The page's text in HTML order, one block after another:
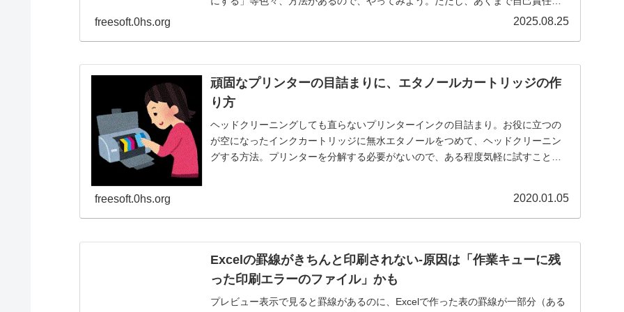
freesoft.0hs.org 2025.08.25
頑固なプリンターの目詰まりに、エタノールカートリッジの作
り方
ヘッドクリーニングしても直らないプリンターインクの目詰まり。お役に立つの
が空になったインクカートリッジに無水エタノールをつめて、ヘッドクリーニン
グする方法。プリンターを分解する必要がないので、ある程度気軽に試すことが
freesoft.0hs.org 2020.01.05
Excelの罫線がきちんと印刷されない-原因は「作業キューに残
った印刷エラーのファイル」かも
プレビュー表示で見ると罫線があるのに、Excelで作った表の罫線が一部分（ある